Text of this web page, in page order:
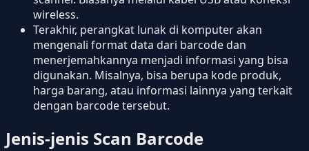
wireless.
Terakhir, perangkat lunak di komputer akan
mengenali format data dari barcode dan
menerjemahkannya menjadi informasi yang bisa
digunakan. Misalnya, bisa berupa kode produk,
harga barang, atau informasi lainnya yang terkait
dengan barcode tersebut.
Jenis-jenis Scan Barcode